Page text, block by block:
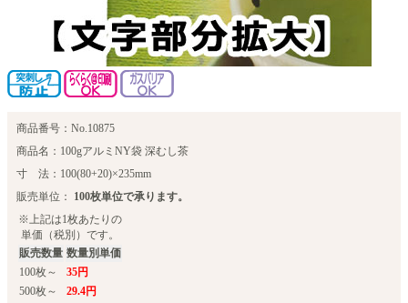
商品番号：No.10875
商品名：100gアルミNY袋 深むし茶
寸 法：100(80+20)×235mm
販売単位：
100枚単位で承ります。
※上記は1枚あたりの
単価（税別）です。
販売数量 数量別単価
100枚～
35円
500枚～
29.4円